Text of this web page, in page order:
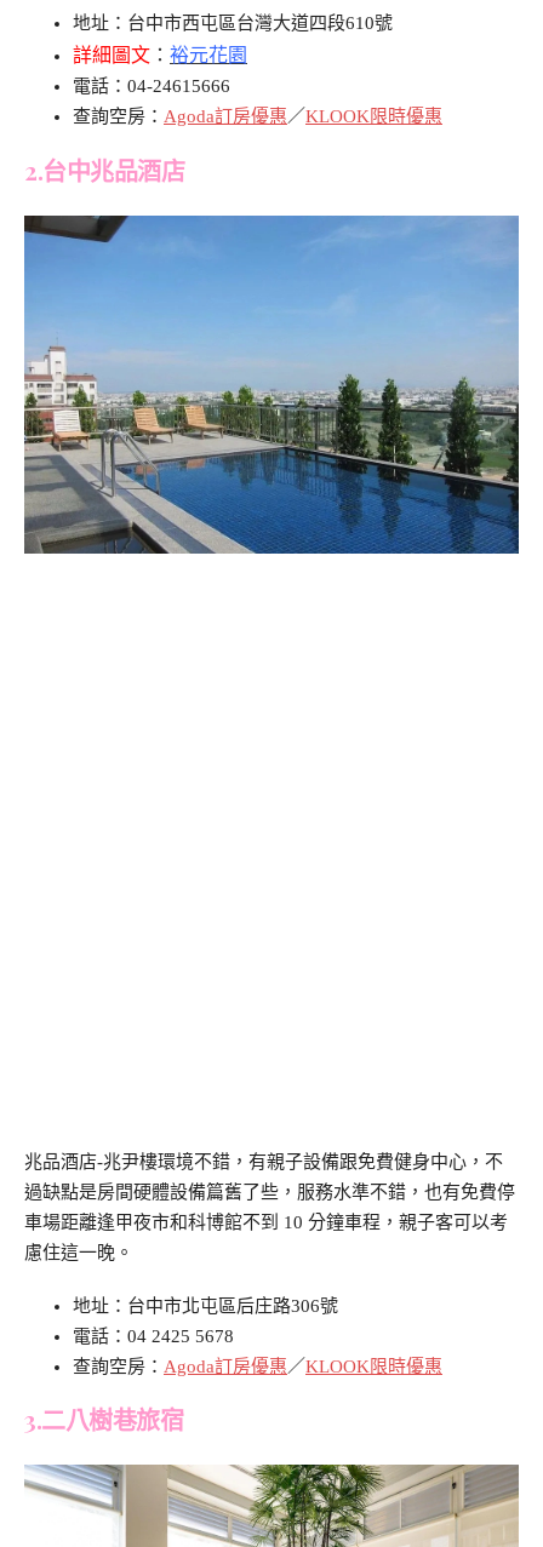
地址：台中市西屯區台灣大道四段610號
詳細圖文 ： 裕元花園
電話：04-24615666
查詢空房： Agoda訂房優惠／KLOOK限時優惠
2.台中兆品酒店
兆品酒店-兆尹樓環境不錯，有親子設備跟免費健身中心，不
過缺點是房間硬體設備篇舊了些，服務水準不錯，也有免費停
車場距離逢甲夜市和科博館不到 10 分鐘車程，親子客可以考
慮住這一晚。
地址：台中市北屯區后庄路306號
電話：04 2425 5678
查詢空房： Agoda訂房優惠／KLOOK限時優惠
3.二八樹巷旅宿